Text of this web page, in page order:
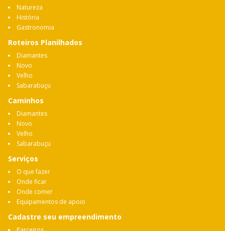
Natureza
História
Gastronomia
Roteiros Planilhados
Diamantes
Novo
Velho
Sabarabuçu
Caminhos
Diamantes
Novo
Velho
Sabarabuçu
Serviços
O que fazer
Onde ficar
Onde comer
Equipamentos de apoio
Cadastre seu empreendimento